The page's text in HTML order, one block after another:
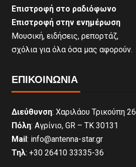
Επιστροφή στο ραδιόφωνο
Επιστροφή στην ενημέρωση
Μουσική, ειδήσεις, ρεπορτάζ,
σχόλια για όλα όσα μας αφορούν.
ΕΠΙΚΟΙΝΩΝΊΑ
Διεύθυνση: Χαριλάου Τρικούπη 26
Πόλη: Αγρίνιο, GR – ΤΚ 30131
Mail: info@antenna-star.gr
Τηλ: +30 26410 33335-36